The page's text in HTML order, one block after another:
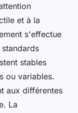
et à la
s'effectue
stables
ou variables.
aux différentes
La